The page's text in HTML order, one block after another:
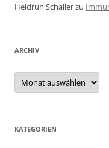
Heidrun Schallerzu
ARCHIV
Archiv
KATEGORIEN